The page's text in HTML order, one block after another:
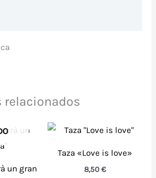
relacionados
un gran
Taza «Love is love»
8,50€